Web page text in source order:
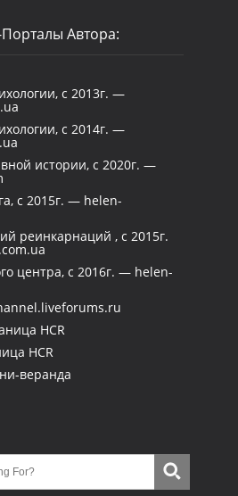
Автора:
с 2013г. —
с 2014г. —
истории, с 2020г. —
с 2015г. — helen-
реинкарнаций , с 2015г.
центра, с 2016г. — helen-
HCR
HCR
веранда